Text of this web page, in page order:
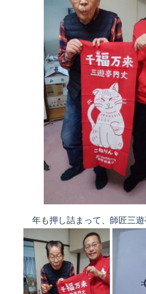
年も押し詰まって、師匠三